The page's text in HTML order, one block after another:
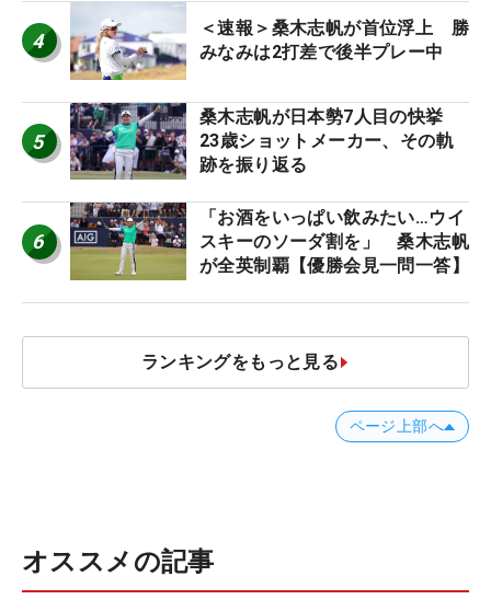
4
＜速報＞桑木志帆が首位浮上 勝
みなみは2打差で後半プレー中
5
桑木志帆が日本勢7人目の快挙
23歳ショットメーカー、その軌
跡を振り返る
6
「お酒をいっぱい飲みたい…ウイ
スキーのソーダ割を」 桑木志帆
が全英制覇【優勝会見一問一答】
ランキングをもっと見る
ページ上部へ
オススメの記事